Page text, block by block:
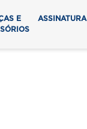
E
ASSINATURA